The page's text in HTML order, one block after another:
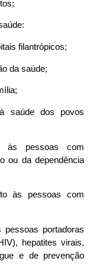
filantrópicos;
da saúde;
saúde dos povos
às pessoas com
ou da dependência
às pessoas com
portadoras
hepatites virais,
e de prevenção